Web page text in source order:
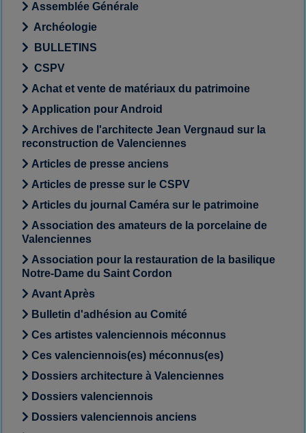
Assemblée Générale
Archéologie
BULLETINS
CSPV
Achat et vente de matériaux du patrimoine
Application pour Android
Archives de l'architecte Jean Vergnaud sur la
reconstruction de Valenciennes
Articles de presse anciens
Articles de presse sur le CSPV
Articles du journal Caméra sur le patrimoine
Association des amateurs de la porcelaine de
Valenciennes
Association pour la restauration de la basilique
Notre-Dame du Saint Cordon
Avant Après
Bulletin d'adhésion au Comité
Ces artistes valenciennois méconnus
Ces valenciennois(es) méconnus(es)
Dossiers architecture à Valenciennes
Dossiers valenciennois
Dossiers valenciennois anciens